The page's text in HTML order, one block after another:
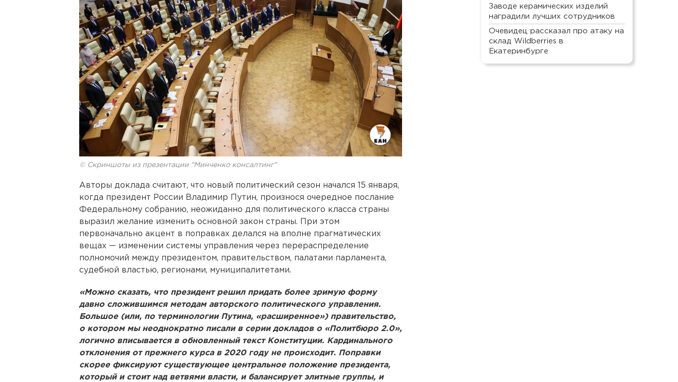
© Скриншоты из презентации "Минченко консалтинг"
Авторы доклада считают, что новый политический сезон начался 15 января,
когда президент России Владимир Путин, произнося очередное послание
Федеральному собранию, неожиданно для политического класса страны
выразил желание изменить основной закон страны. При этом
первоначально акцент в поправках делался на вполне прагматических
вещах — изменении системы управления через перераспределение
полномочий между президентом, правительством, палатами парламента,
судебной властью, регионами, муниципалитетами.
«Можно сказать, что президент решил придать более зримую форму
давно сложившимся методам авторского политического управления.
Большое (или, по терминологии Путина, «расширенное») правительство,
о котором мы неоднократно писали в серии докладов о «Политбюро 2.0»,
логично вписывается в обновленный текст Конституции. Кардинального
отклонения от прежнего курса в 2020 году не происходит. Поправки
скорее фиксируют существующее центральное положение президента,
который и стоит над ветвями власти, и балансирует элитные группы, и
Заводе керамических изделий
наградили лучших сотрудников
Очевидец рассказал про атаку на
склад Wildberries в
Екатеринбурге